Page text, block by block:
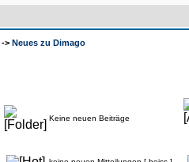
-> Neues zu Dimago
Keine neuen Beiträge